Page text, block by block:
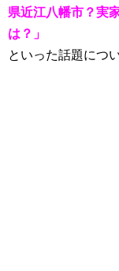
県近江八幡市？実
は？」
といった話題につ